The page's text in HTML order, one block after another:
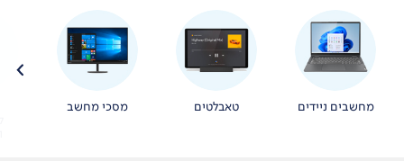
מחשבים ניידים טאבלטים
מסכי מחשב